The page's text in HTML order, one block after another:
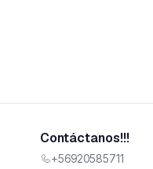
Contáctanos!!!
+56920585711